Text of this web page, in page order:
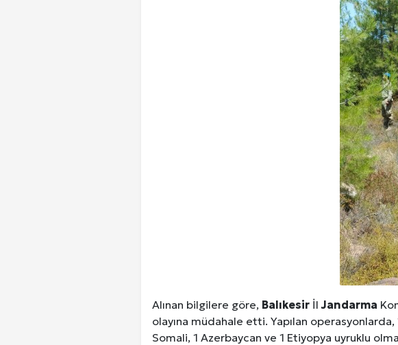
Alınan bilgilere göre, BalıkesirİlJandarma
olayına müdahale etti. Yapılan
Somali, 1 Azerbaycan ve 1 Etiyopya uyruklu
Ankara Yurtlar Rehberi: Ankara Yurt Seçimi,
Site İçi (On-Page) SEO Hizmeti: Web Sitenizin
Kuzu Fileto Seçimi ve Pişirme Önerileri: Yumuşak
Dar Tavanlı Alanlar İçin Oval Hava Kanalı Avantajları
Telefonlar Tarih Mi Oluyor: Ekranlara Veda Etmeye
Diyarbakır Haber ve Son Dakika Gelişmeleri: